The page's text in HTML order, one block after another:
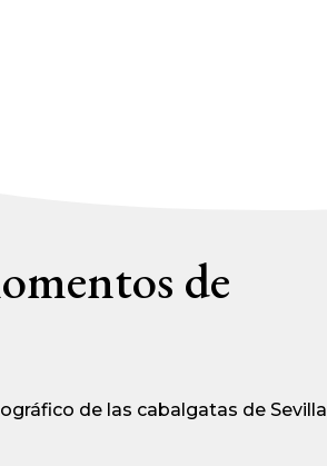
de
de las cabalgatas de Sevilla